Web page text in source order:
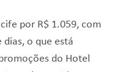
por R$ 1.059, com
o que está
do Hotel